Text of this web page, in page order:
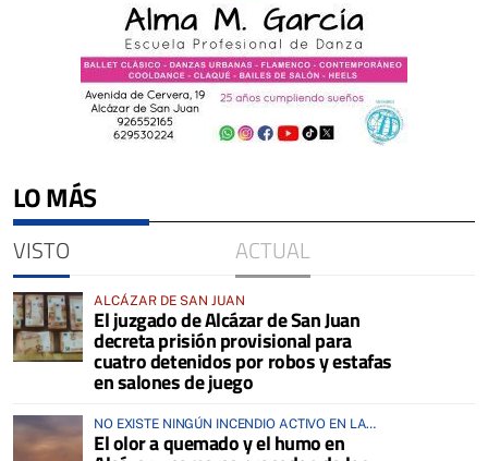
LO MÁS
VISTO ACTUAL
ALCÁZAR DE SAN JUAN
El juzgado de Alcázar de San Juan
decreta prisión provisional para
cuatro detenidos por robos y estafas
en salones de juego
NO EXISTE NINGÚN INCENDIO ACTIVO EN LA
COMARCA
El olor a quemado y el humo en